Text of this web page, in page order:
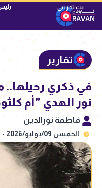
تقارير
في ذكري رحيلها..
نور الهدي "أم
فاطمة نورالدين
الخميس 09/يوليو/2026 - 03:16 م